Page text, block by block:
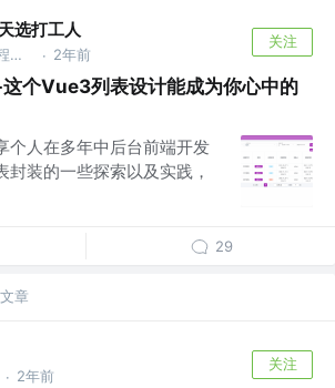
选打工人
前端开发工程师 @厦门 · 2年前
关注
个Vue3列表设计能成为你心中的
个人在多年中后台前端开发
封装的一些探索以及实践，
29
章
· 2年前
关注